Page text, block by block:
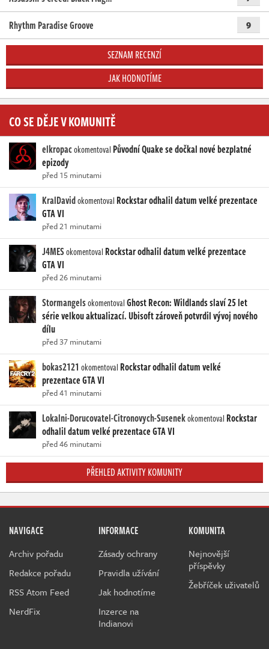
Rhythm Paradise Groove 9
SEZNAM RECENZÍ
JAK HODNOTÍME
CO SE DĚJE V KOMUNITĚ
elkropacokomentoval Původní Quake se dočkal nové bezplatné
epizody
před 15 minutami
KralDavidokomentoval Rockstar odhalil datum velké prezentace
GTA VI
před 21 minutami
J4MESokomentoval Rockstar odhalil datum velké prezentace
GTA VI
před 26 minutami
StormangelsokomentovalGhost Recon: Wildlands slaví 25 let
série velkou aktualizací. Ubisoft zároveň potvrdil vývoj nového
dílu
před 37 minutami
bokas2121 okomentoval Rockstar odhalil datum velké
prezentace GTA VI
před 41 minutami
Lokalni-Dorucovatel-Citronovych-Susenekokomentoval Rockstar
odhalil datum velké prezentace GTA VI
před 46 minutami
PŘEHLED AKTIVITY KOMUNITY
NAVIGACE
Archiv pořadu
Redakce pořadu
RSS Atom Feed
NerdFix
INFORMACE
Zásady ochrany
Pravidla užívání
Jak hodnotíme
Inzerce na
Indianovi
KOMUNITA
Nejnovější
příspěvky
Žebříček uživatelů